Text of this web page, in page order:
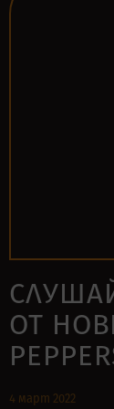
ОТ
4 март 2022